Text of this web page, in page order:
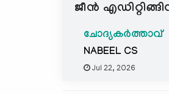
ജീൻ
ചോദ്യകർത്താവ്
NABEEL CS
Jul 22, 2026